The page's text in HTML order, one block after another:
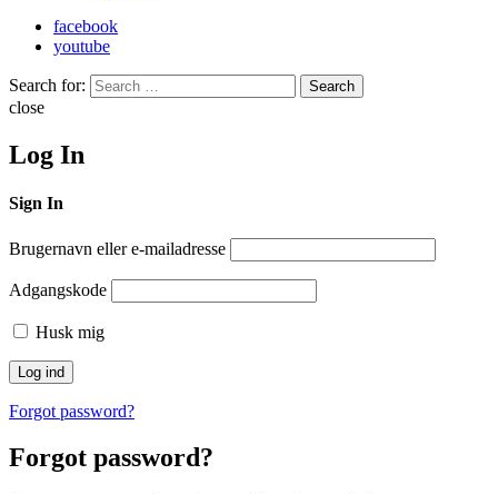
facebook
youtube
Search for: Search
close
Log In
Sign In
Brugernavn eller e-mailadresse
Adgangskode
Husk mig
Forgot password?
Forgot password?